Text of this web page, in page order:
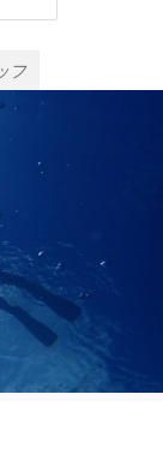
フ